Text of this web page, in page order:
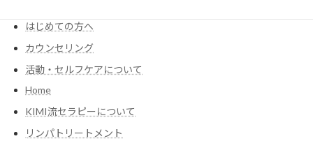
はじめての方へ
カウンセリング
活動・セルフケアについて
Home
KIMI流セラピーについて
リンパトリートメント